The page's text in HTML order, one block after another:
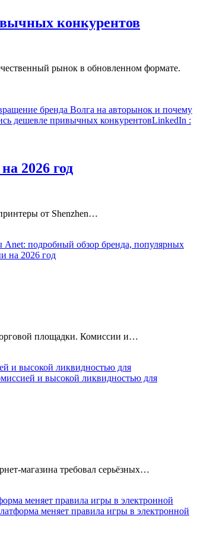
конкурентов
рынок в обновленном формате.
бренда Волга на авторынок и почему
дешевле привычных конкурентовLinkedIn :
2026 год
от Shenzhen…
Anet: подробный обзор бренда, популярных
на 2026 год
площадки. Комиссии и…
и высокой ликвидностью для
и высокой ликвидностью для
магазина требовал серьёзных…
меняет правила игры в электронной
меняет правила игры в электронной